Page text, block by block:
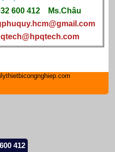
600 412
Ms.Châu
@hpqtech.com
412